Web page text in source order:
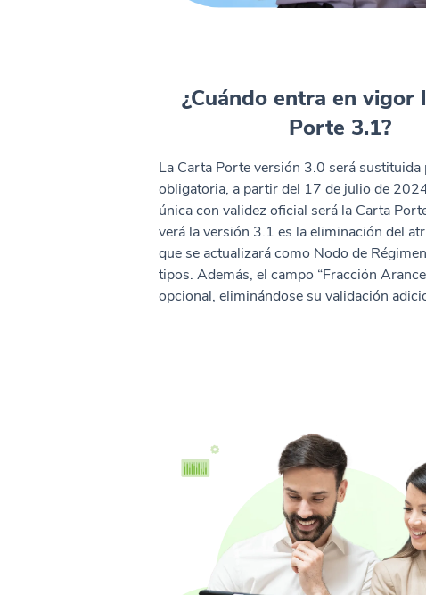
¿Cuándo entra en vigor
Porte 3.1?
La Carta Porte versión 3.0 será
obligatoria, a partir del 17 de julio de
única con validez oficial será la Carta
verá la versión 3.1 es la eliminación del
que se actualizará como Nodo de
tipos. Además, el campo “Fracción
opcional, eliminándose su validación